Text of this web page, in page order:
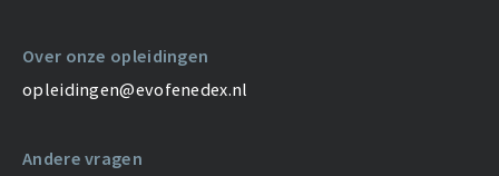
Over onze opleidingen
opleidingen@evofenedex.nl
Andere vragen